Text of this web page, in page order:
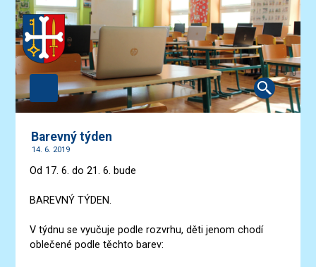
Barevný týden
14. 6. 2019
Od 17. 6. do 21. 6. bude
BAREVNÝ TÝDEN.
V týdnu se vyučuje podle rozvrhu, děti jenom chodí
oblečené podle těchto barev: